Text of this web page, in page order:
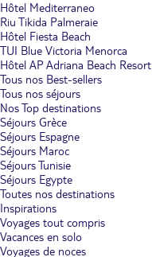
Hôtel Mediterraneo
Riu Tikida Palmeraie
Hôtel Fiesta Beach
TUI Blue Victoria Menorca
Hôtel AP Adriana Beach Resort
Tous nos Best-sellers
Tous nos séjours
Nos Top destinations
Séjours Grèce
Séjours Espagne
Séjours Maroc
Séjours Tunisie
Séjours Egypte
Toutes nos destinations
Inspirations
Voyages tout compris
Vacances en solo
Voyages de noces